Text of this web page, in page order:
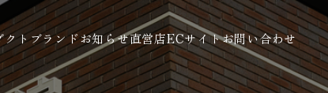
クトブランドお知らせ直営店ECサイトお問い合わせ